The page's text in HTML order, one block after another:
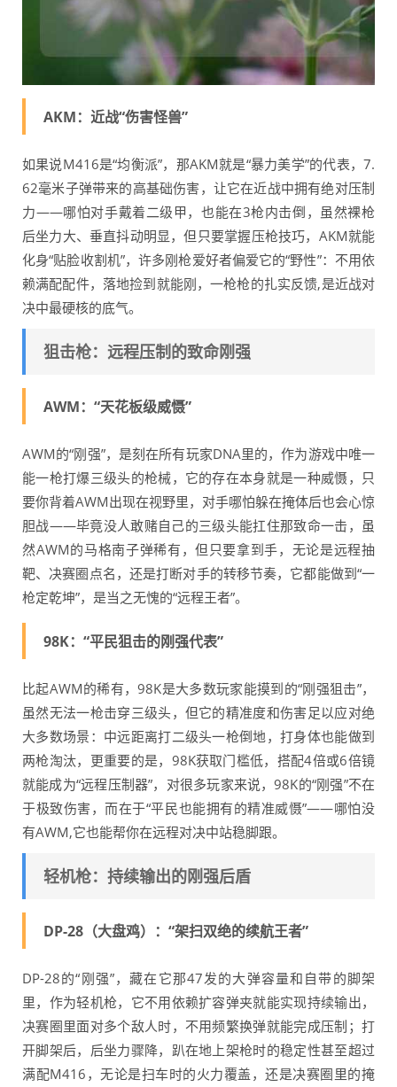
AKM：近战“伤害怪兽”
如果说M416是“均衡派”，那AKM就是“暴力美学”的代表，7.
62毫米子弹带来的高基础伤害，让它在近战中拥有绝对压制
力——哪怕对手戴着二级甲，也能在3枪内击倒，虽然裸枪
后坐力大、垂直抖动明显，但只要掌握压枪技巧，AKM就能
化身“贴脸收割机”，许多刚枪爱好者偏爱它的“野性”：不用依
赖满配配件，落地捡到就能刚，一枪枪的扎实反馈,是近战对
决中最硬核的底气。
狙击枪：远程压制的致命刚强
AWM：“天花板级威慑”
AWM的“刚强”，是刻在所有玩家DNA里的，作为游戏中唯一
能一枪打爆三级头的枪械，它的存在本身就是一种威慑，只
要你背着AWM出现在视野里，对手哪怕躲在掩体后也会心惊
胆战——毕竟没人敢赌自己的三级头能扛住那致命一击，虽
然AWM的马格南子弹稀有，但只要拿到手，无论是远程抽
靶、决赛圈点名，还是打断对手的转移节奏，它都能做到“一
枪定乾坤”，是当之无愧的“远程王者”。
98K：“平民狙击的刚强代表”
比起AWM的稀有，98K是大多数玩家能摸到的“刚强狙击”，
虽然无法一枪击穿三级头，但它的精准度和伤害足以应对绝
大多数场景：中远距离打二级头一枪倒地，打身体也能做到
两枪淘汰，更重要的是，98K获取门槛低，搭配4倍或6倍镜
就能成为“远程压制器”，对很多玩家来说，98K的“刚强”不在
于极致伤害，而在于“平民也能拥有的精准威慑”——哪怕没
有AWM,它也能帮你在远程对决中站稳脚跟。
轻机枪：持续输出的刚强后盾
DP-28（大盘鸡）：“架扫双绝的续航王者”
DP-28的“刚强”，藏在它那47发的大弹容量和自带的脚架
里，作为轻机枪，它不用依赖扩容弹夹就能实现持续输出，
决赛圈里面对多个敌人时，不用频繁换弹就能完成压制；打
开脚架后，后坐力骤降，趴在地上架枪时的稳定性甚至超过
满配M416，无论是扫车时的火力覆盖，还是决赛圈里的掩